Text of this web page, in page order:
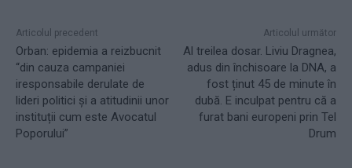
Articolul precedent
Orban: epidemia a reizbucnit
“din cauza campaniei
iresponsabile derulate de
lideri politici și a atitudinii unor
instituții cum este Avocatul
Poporului”
Articolul următor
Al treilea dosar. Liviu Dragnea,
adus din închisoare la DNA, a
fost ținut 45 de minute în
dubă. E inculpat pentru că a
furat bani europeni prin Tel
Drum